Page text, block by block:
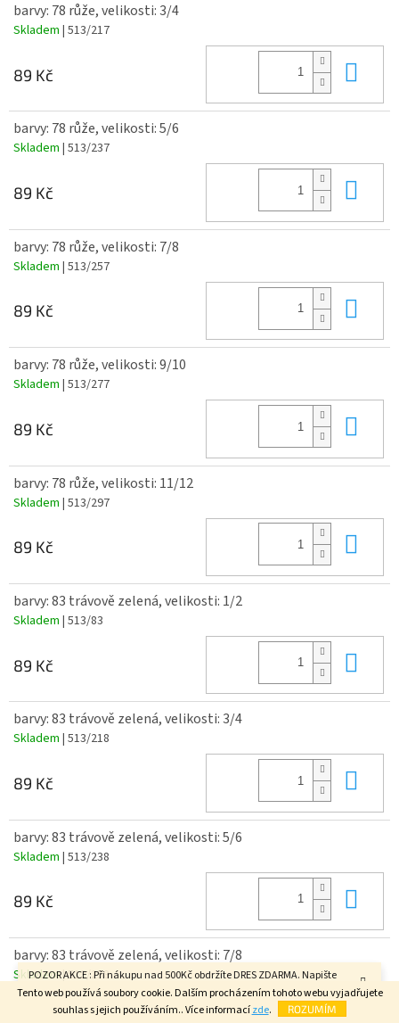
Tento web používá soubory cookie. Dalším procházením tohoto webu vyjadřujete
souhlas s jejich používáním.. Více informacízde. ROZUMÍM
POZOR AKCE : Při nákupu nad 500Kč obdržíte DRES ZDARMA. Napište
velikost do poznámky v závěrečném kroku objednávky. FAJN DEN.
barvy: 78 růže, velikosti: 3/4
Skladem | 513/217
89 Kč
barvy: 78 růže, velikosti: 5/6
Skladem | 513/237
89 Kč
barvy: 78 růže, velikosti: 7/8
Skladem | 513/257
89 Kč
barvy: 78 růže, velikosti: 9/10
Skladem | 513/277
89 Kč
barvy: 78 růže, velikosti: 11/12
Skladem | 513/297
89 Kč
barvy: 83 trávově zelená, velikosti: 1/2
Skladem | 513/83
89 Kč
barvy: 83 trávově zelená, velikosti: 3/4
Skladem | 513/218
89 Kč
barvy: 83 trávově zelená, velikosti: 5/6
Skladem | 513/238
89 Kč
barvy: 83 trávově zelená, velikosti: 7/8
Skladem| 513/258